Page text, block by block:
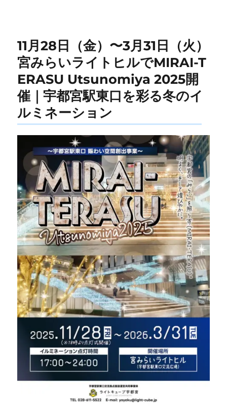
11月28日（金）〜3月31日（火）
宮みらいライトヒルでMIRAI-T
ERASU Utsunomiya 2025開
催｜宇都宮駅東口を彩る冬のイ
ルミネーション